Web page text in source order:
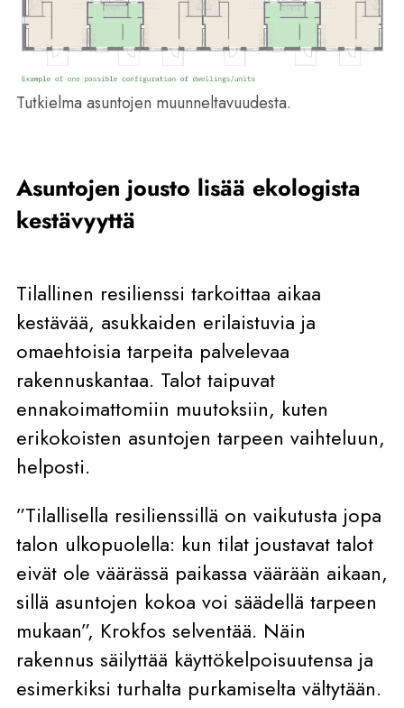
Tutkielma asuntojen muunneltavuudesta.
Asuntojen jousto lisää ekologista
kestävyyttä
Tilallinen resilienssi tarkoittaa aikaa
kestävää, asukkaiden erilaistuvia ja
omaehtoisia tarpeita palvelevaa
rakennuskantaa. Talot taipuvat
ennakoimattomiin muutoksiin, kuten
erikokoisten asuntojen tarpeen vaihteluun,
helposti.
”Tilallisella resilienssillä on vaikutusta jopa
talon ulkopuolella: kun tilat joustavat talot
eivät ole väärässä paikassa väärään aikaan,
sillä asuntojen kokoa voi säädellä tarpeen
mukaan”, Krokfos selventää. Näin
rakennus säilyttää käyttökelpoisuutensa ja
esimerkiksi turhalta purkamiselta vältytään.